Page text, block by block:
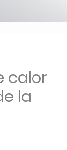
calor
la